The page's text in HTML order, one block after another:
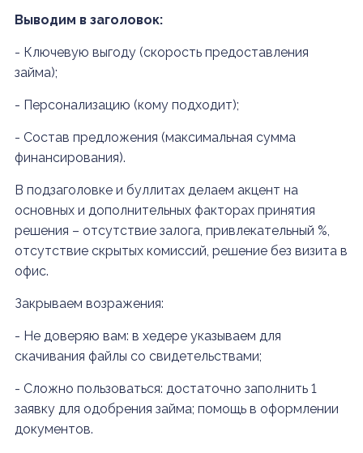
Выводим в заголовок:
- Ключевую выгоду (скорость предоставления
займа);
- Персонализацию (кому подходит);
- Состав предложения (максимальная сумма
финансирования).
В подзаголовке и буллитах делаем акцент на
основных и дополнительных факторах принятия
решения – отсутствие залога, привлекательный %,
отсутствие скрытых комиссий, решение без визита в
офис.
Закрываем возражения:
- Не доверяю вам: в хедере указываем для
скачивания файлы со свидетельствами;
- Сложно пользоваться: достаточно заполнить 1
заявку для одобрения займа; помощь в оформлении
документов.